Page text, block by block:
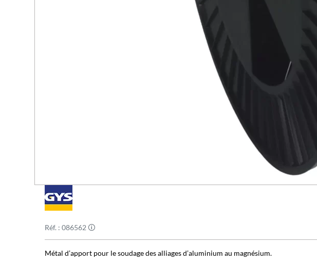
Réf. : 086562 🛈
Métal d’apport pour le soudage des alliages d’aluminium au magnésium.